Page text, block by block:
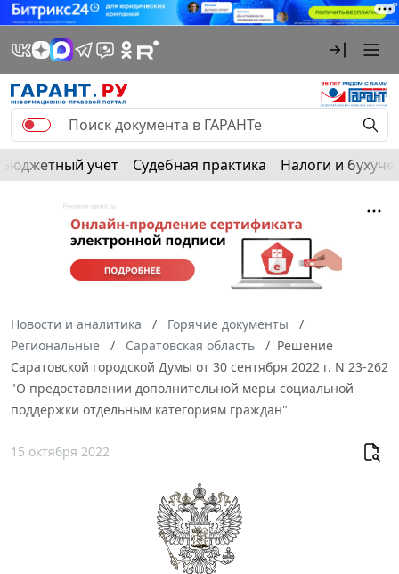
Бюджетный учет Судебная практика Налоги и
Новости и аналитика
Горячие документы
Региональные
Саратовская область
Решение
Саратовской городской Думы от 30 сентября 2022 г. N 23-262
"О предоставлении дополнительной меры социальной
поддержки отдельным категориям граждан"
15 октября 2022